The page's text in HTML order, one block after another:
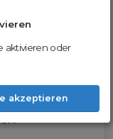
dir
aktivieren oder
akzeptieren